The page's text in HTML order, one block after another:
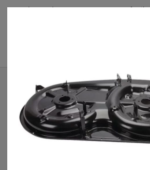
Plateaudecoupe.com : Trouver
Accueil
Plateau de
Plateau de coupe 98 cm 3825642093 -
TR 38 (2011)